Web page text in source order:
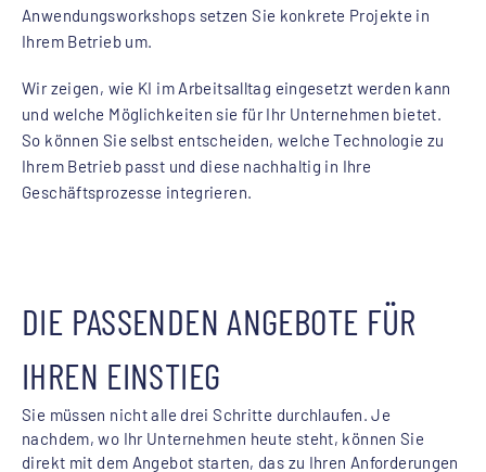
Anwendungsworkshops setzen Sie konkrete Projekte in
Ihrem Betrieb um.
Wir zeigen, wie KI im Arbeitsalltag eingesetzt werden kann
und welche Möglichkeiten sie für Ihr Unternehmen bietet.
So können Sie selbst entscheiden, welche Technologie zu
Ihrem Betrieb passt und diese nachhaltig in Ihre
Geschäftsprozesse integrieren.
DIE PASSENDEN ANGEBOTE FÜR
IHREN EINSTIEG
Sie müssen nicht alle drei Schritte durchlaufen. Je
nachdem, wo Ihr Unternehmen heute steht, können Sie
direkt mit dem Angebot starten, das zu Ihren Anforderungen